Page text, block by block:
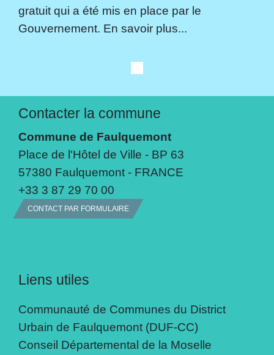
gratuit qui a été mis en place par le
Gouvernement. En savoir plus...
Contacter la commune
Commune de Faulquemont
Place de l'Hôtel de Ville - BP 63
57380 Faulquemont - FRANCE
+33 3 87 29 70 00
CONTACT PAR FORMULAIRE
Liens utiles
Communauté de Communes du District
Urbain de Faulquemont (DUF-CC)
Conseil Départemental de la Moselle